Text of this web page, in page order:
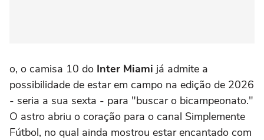
o, o camisa 10 do Inter Miami já admite a
possibilidade de estar em campo na edição de 2026
- seria a sua sexta - para "buscar o bicampeonato."
O astro abriu o coração para o canal Simplemente
Fútbol, no qual ainda mostrou estar encantado com